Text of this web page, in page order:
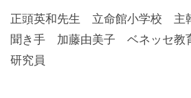
正頭英和先生 立命館小学校 主
聞き手 加藤由美子 ベネッセ教
研究員